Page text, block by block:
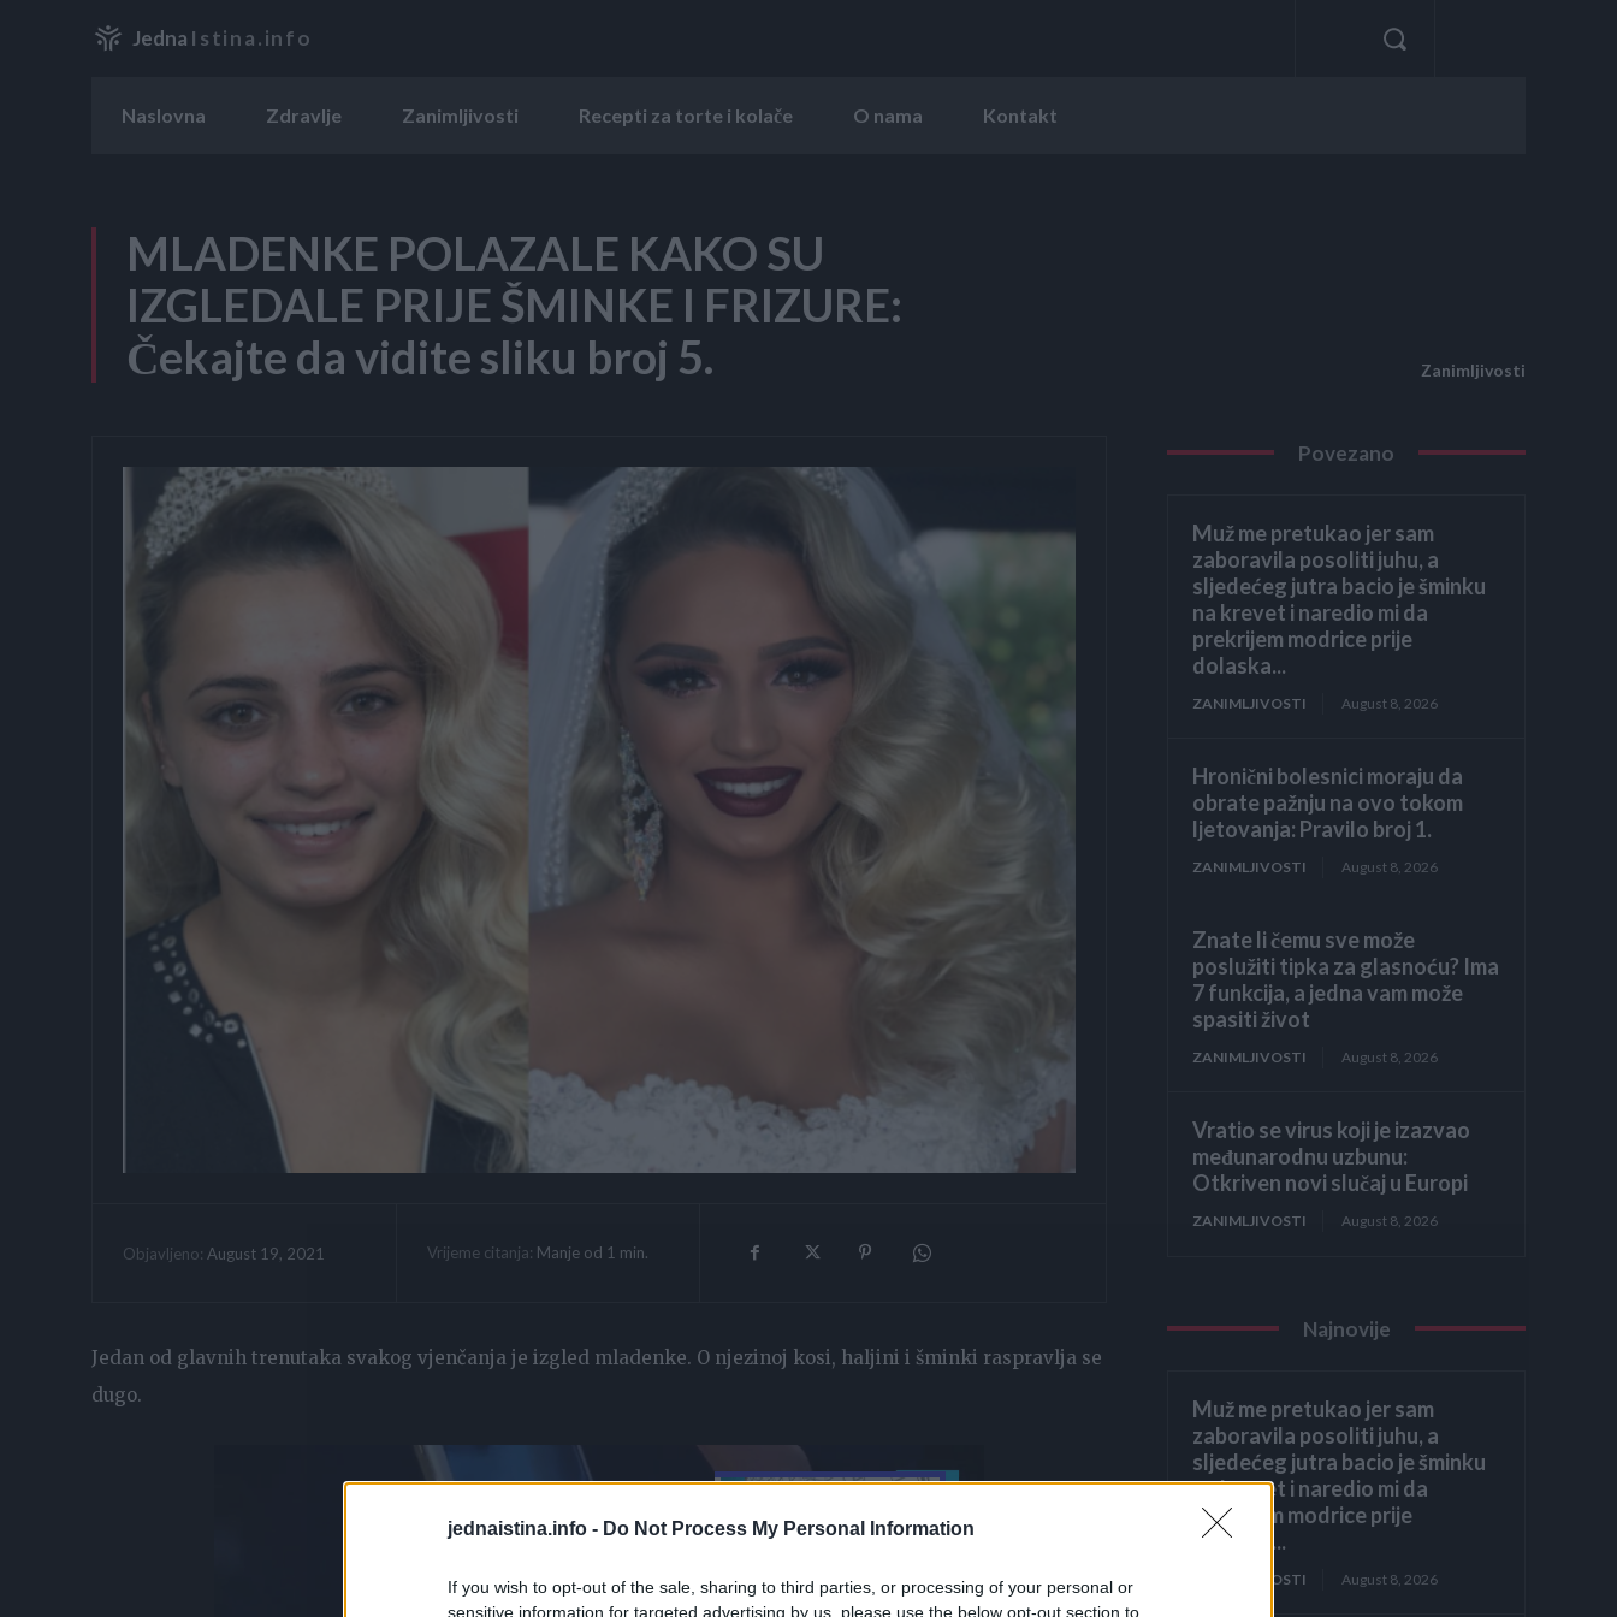
jednaistina.info - Do Not Process My Personal Information
If you wish to opt-out of the sale, sharing to third parties, or processing of your personal or
sensitive information for targeted advertising by us, please use the below opt-out section to
Jedna Istina.info
Naslovna Zdravlje Zanimljivosti Recepti za torte i kolače O nama Kontakt
MLADENKE POLAZALE KAKO SU
IZGLEDALE PRIJE ŠMINKE I FRIZURE:
Čekajte da vidite sliku broj 5.
Zanimljivosti
Objavljeno: August 19, 2021 Vrijeme citanja: Manje od 1 min.
Jedan od glavnih trenutaka svakog vjenčanja je izgled mladenke. O njezinoj kosi, haljini i šminki raspravlja se
dugo.
Povezano
Muž me pretukao jer sam
zaboravila posoliti juhu, a
sljedećeg jutra bacio je šminku
na krevet i naredio mi da
prekrijem modrice prije
dolaska...
ZANIMLJIVOSTI August 8, 2026
Hronični bolesnici moraju da
obrate pažnju na ovo tokom
ljetovanja: Pravilo broj 1.
ZANIMLJIVOSTI August 8, 2026
Znate li čemu sve može
poslužiti tipka za glasnoću? Ima
7 funkcija, a jedna vam može
spasiti život
ZANIMLJIVOSTI August 8, 2026
Vratio se virus koji je izazvao
međunarodnu uzbunu:
Otkriven novi slučaj u Europi
ZANIMLJIVOSTI August 8, 2026
Najnovije
Muž me pretukao jer sam
zaboravila posoliti juhu, a
sljedećeg jutra bacio je šminku
na krevet i naredio mi da
prekrijem modrice prije
dolaska...
ZANIMLJIVOSTI August 8, 2026